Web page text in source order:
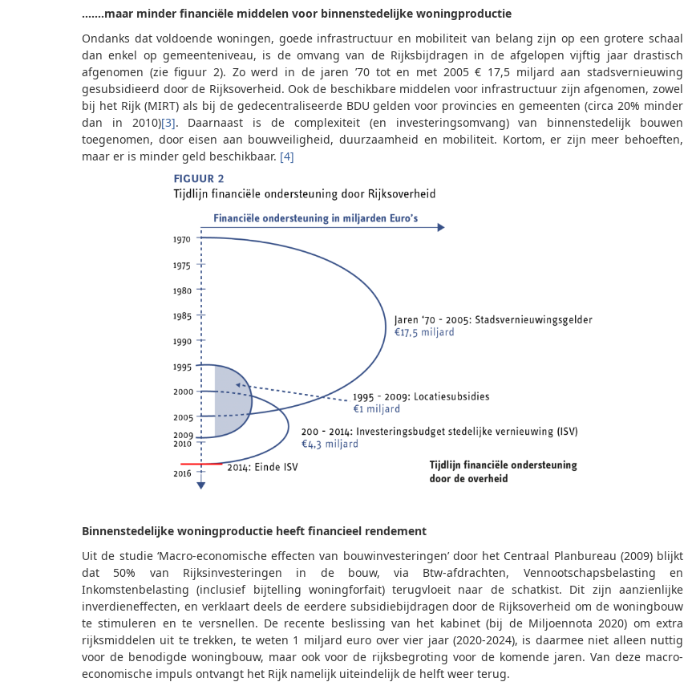
…….maar minder financiële middelen voor binnenstedelijke woningproductie
Ondanks dat voldoende woningen, goede infrastructuur en mobiliteit van belang zijn op een grotere schaal
dan enkel op gemeenteniveau, is de omvang van de Rijksbijdragen in de afgelopen vijftig jaar drastisch
afgenomen (zie figuur 2). Zo werd in de jaren ’70 tot en met 2005 € 17,5 miljard aan stadsvernieuwing
gesubsidieerd door de Rijksoverheid. Ook de beschikbare middelen voor infrastructuur zijn afgenomen, zowel
bij het Rijk (MIRT) als bij de gedecentraliseerde BDU gelden voor provincies en gemeenten (circa 20% minder
dan in 2010)[3]. Daarnaast is de complexiteit (en investeringsomvang) van binnenstedelijk bouwen
toegenomen, door eisen aan bouwveiligheid, duurzaamheid en mobiliteit. Kortom, er zijn meer behoeften,
maar er is minder geld beschikbaar. [4]
Binnenstedelijke woningproductie heeft financieel rendement
Uit de studie ‘Macro-economische effecten van bouwinvesteringen’ door het Centraal Planbureau (2009) blijkt
dat 50% van Rijksinvesteringen in de bouw, via Btw-afdrachten, Vennootschapsbelasting en
Inkomstenbelasting (inclusief bijtelling woningforfait) terugvloeit naar de schatkist. Dit zijn aanzienlijke
inverdieneffecten, en verklaart deels de eerdere subsidiebijdragen door de Rijksoverheid om de woningbouw
te stimuleren en te versnellen. De recente beslissing van het kabinet (bij de Miljoennota 2020) om extra
rijksmiddelen uit te trekken, te weten 1 miljard euro over vier jaar (2020-2024), is daarmee niet alleen nuttig
voor de benodigde woningbouw, maar ook voor de rijksbegroting voor de komende jaren. Van deze macro-
economische impuls ontvangt het Rijk namelijk uiteindelijk de helft weer terug.